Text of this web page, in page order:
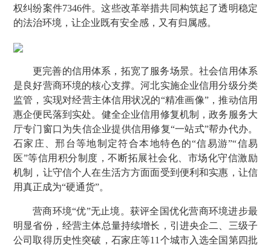
权纠纷案件7346件。这些改革举措共同构筑起了透明稳定
的法治环境，让企业既有安全感，又有归属感。
更完善的信用体系，拓宽了服务场景。社会信用体系
是良好营商环境的核心支撑。河北实施企业信用分级分类
监管，实现对经营主体信用状况的“精准画像”，推动信用
惠企便民落到实处。健全企业信用修复机制，政务服务大
厅专门窗口为失信企业提供信用修复“一站式”帮办代办。
石家庄、邢台等地制定符合本地特色的“信易游”“信易
医”等信用积分制度，不断拓展社会化、市场化守信激励
机制，让守信个人在生活方方面面受到便利和实惠，让信
用真正成为“硬通货”。
营商环境“优”无止境。获评全国优化营商环境进步最
明显省份，经营主体总量持续增长，引进央企二、三级子
公司取得历史性突破，石家庄等11个城市入选全国第四批